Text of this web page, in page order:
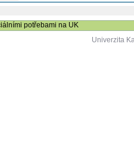
potřebami na UK
Univerzita